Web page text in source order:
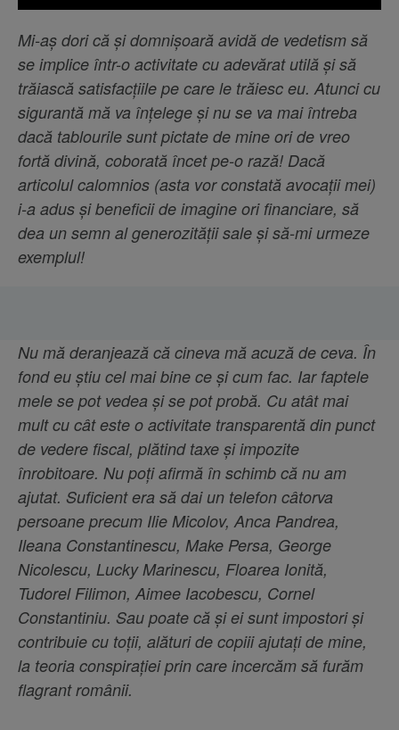
Mi-aș dori că și domnișoară avidă de vedetism să
se implice într-o activitate cu adevărat utilă și să
trăiască satisfacțiile pe care le trăiesc eu. Atunci cu
sigurantă mă va înțelege și nu se va mai întreba
dacă tablourile sunt pictate de mine ori de vreo
fortă divină, coborată încet pe-o rază! Dacă
articolul calomnios (asta vor constată avocații mei)
i-a adus și beneficii de imagine ori financiare, să
dea un semn al generozității sale și să-mi urmeze
exemplul!
Nu mă deranjează că cineva mă acuză de ceva. În
fond eu știu cel mai bine ce și cum fac. Iar faptele
mele se pot vedea și se pot probă. Cu atât mai
mult cu cât este o activitate transparentă din punct
de vedere fiscal, plătind taxe și impozite
înrobitoare. Nu poți afirmă în schimb că nu am
ajutat. Suficient era să dai un telefon câtorva
persoane precum Ilie Micolov, Anca Pandrea,
Ileana Constantinescu, Make Persa, George
Nicolescu, Lucky Marinescu, Floarea Ionită,
Tudorel Filimon, Aimee Iacobescu, Cornel
Constantiniu. Sau poate că și ei sunt impostori și
contribuie cu toții, alături de copiii ajutați de mine,
la teoria conspirației prin care incercăm să furăm
flagrant românii.